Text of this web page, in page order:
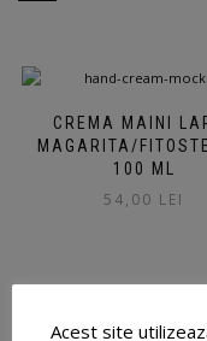
CREMA MAINI
MAGARITA/
100 ML
54,00 LEI
Acest site